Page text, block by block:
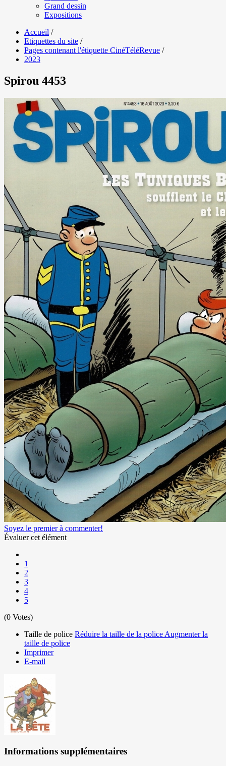
Grand dessin
Expositions
Accueil /
Etiquettes du site /
Pages contenant l'étiquette CinéTéléRevue /
2023
Spirou 4453
Soyez le premier à commenter!
Évaluer cet élément
1
2
3
4
5
(0 Votes)
Taille de police Réduire la taille de la police Augmenter la
taille de police
Imprimer
E-mail
Informations supplémentaires